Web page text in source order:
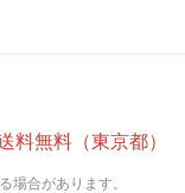
料無料 （東京都）
場合があります。